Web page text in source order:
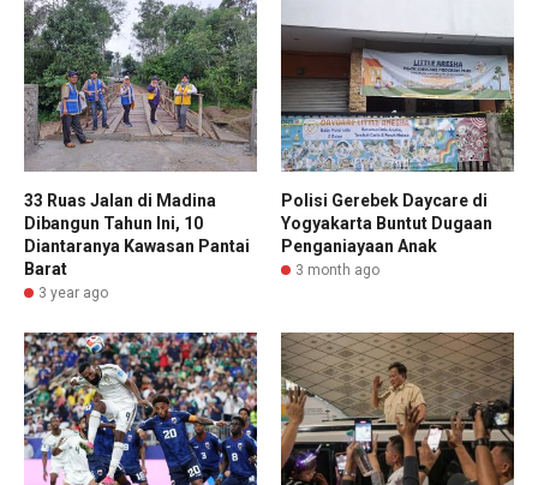
33 Ruas Jalan di Madina
Dibangun Tahun Ini, 10
Diantaranya Kawasan Pantai
Barat
3 year ago
Polisi Gerebek Daycare di
Yogyakarta Buntut Dugaan
Penganiayaan Anak
3 month ago